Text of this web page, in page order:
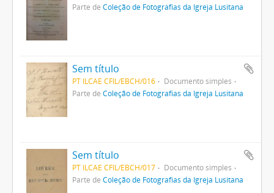
Parte de Coleção de Fotografias da Igreja Lusitana
Sem título
PT ILCAE CFIL/EBCH/016
Documento simples
Parte de Coleção de Fotografias da Igreja Lusitana
Sem título
PT ILCAE CFIL/EBCH/017
Documento simples
Parte de Coleção de Fotografias da Igreja Lusitana